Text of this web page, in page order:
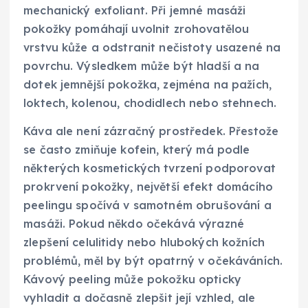
mechanický exfoliant. Při jemné masáži
pokožky pomáhají uvolnit zrohovatělou
vrstvu kůže a odstranit nečistoty usazené na
povrchu. Výsledkem může být hladší a na
dotek jemnější pokožka, zejména na pažích,
loktech, kolenou, chodidlech nebo stehnech.
Káva ale není zázračný prostředek. Přestože
se často zmiňuje kofein, který má podle
některých kosmetických tvrzení podporovat
prokrvení pokožky, největší efekt domácího
peelingu spočívá v samotném obrušování a
masáži. Pokud někdo očekává výrazné
zlepšení celulitidy nebo hlubokých kožních
problémů, měl by být opatrný v očekáváních.
Kávový peeling může pokožku opticky
vyhladit a dočasně zlepšit její vzhled, ale